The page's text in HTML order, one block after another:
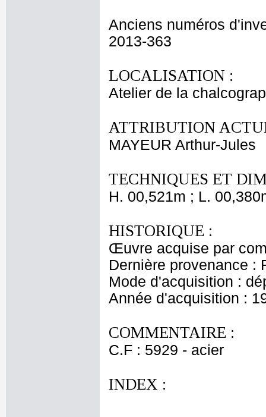
Anciens numéros
2013-363
LOCALISATION :
Atelier de la
ATTRIBUTION
MAYEUR Arthur-Jules
TECHNIQUES ET
H. 00,521m ; L.
HISTORIQUE :
Œuvre acquise par
Dernière provenance :
Mode d'acquisition :
Année d'acquisition :
COMMENTAIRE :
C.F : 5929 - acier
INDEX :